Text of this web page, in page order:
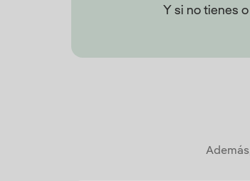
Y si no tienes